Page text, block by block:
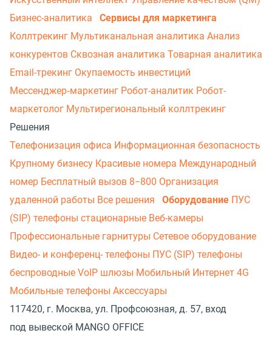
Бизнес-аналитика
Сервисы для маркетинга
Коллтрекинг Мультиканальная аналитика Анализ
конкурентов Сквозная аналитика Товарная аналитика
Email-трекинг Окупаемость инвестиций
Мессенджер‑маркетинг Робот-аналитик Робот-
маркетолог Мультирегиональный коллтрекинг
Решения
Телефонизация офиса Информационная безопасность
Крупному бизнесу Красивые номера Международный
номер Бесплатный вызов 8−800 Организация
удаленной работы Все решения Оборудование ПУС
(SIP) телефоны стационарные Веб-камеры
Профессиональные гарнитуры Сетевое оборудование
Видео- и конференц- телефоны ПУС (SIP) телефоны
беспроводные VoIP шлюзы Мобильный Интернет 4G
Мобильные телефоны Аксессуары
117420, г. Москва, ул. Профсоюзная, д. 57, вход
под вывеской MANGO OFFICE